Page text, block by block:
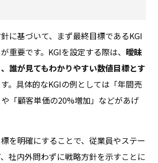
に基づいて、まず最終目標であるKGI
重要です。KGIを設定する際は、 曖昧
誰が見てもわかりやすい数値目標とす
。具体的なKGIの例としては「年間売
「顧客単価の20%増加」などがあげ
を明確にすることで、従業員やステー
社内外問わずに戦略方針を示すことに